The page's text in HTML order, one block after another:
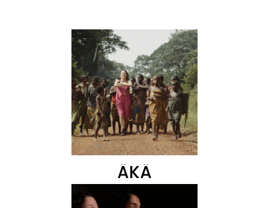
ÄKÄ